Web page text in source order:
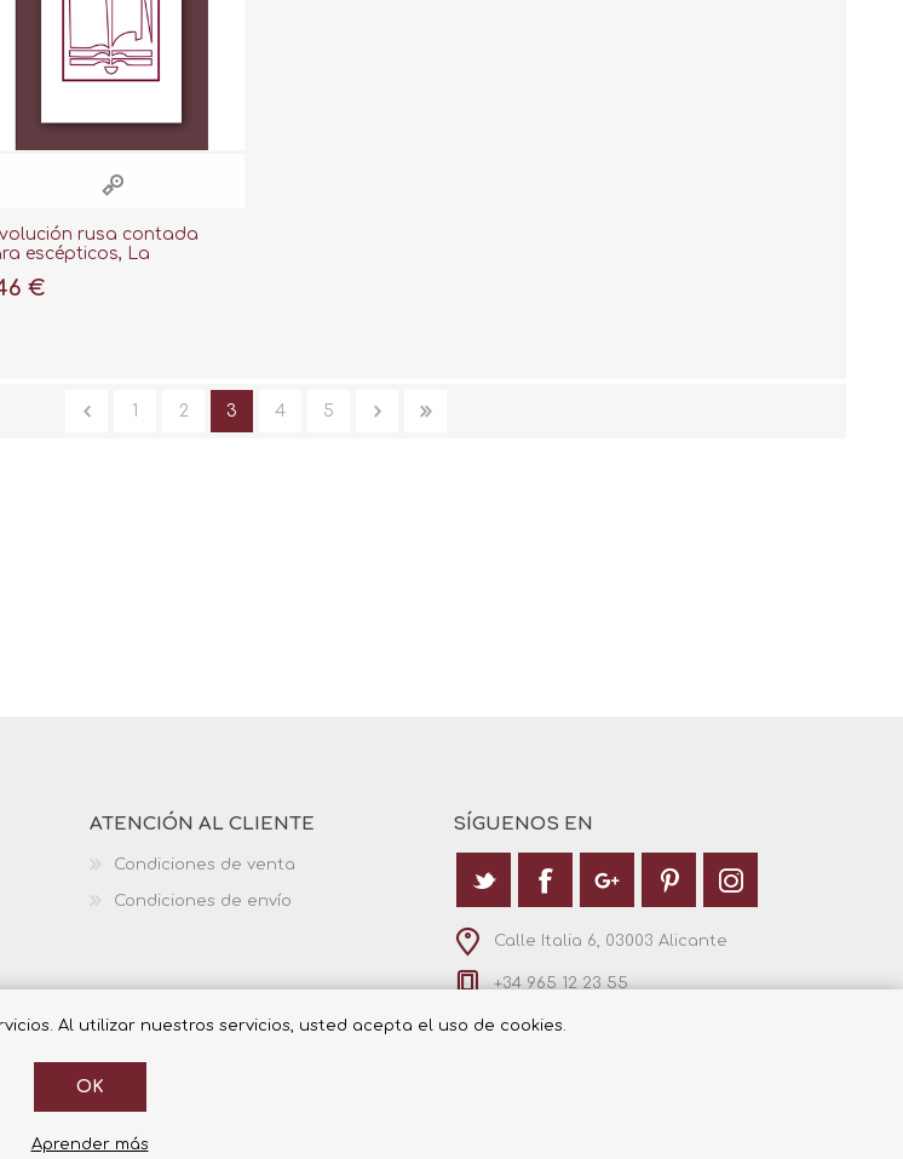
rusa contada
escépticos, La
€
1 2 3 4 5
ATENCIÓN AL CLIENTE
Condiciones de venta
Condiciones de envío
SÍGUENOS EN
Calle Italia 6, 03003 Alicante
+34 965 12 23 55
Al utilizar nuestros servicios, usted acepta el uso de cookies.
OK
Aprender más